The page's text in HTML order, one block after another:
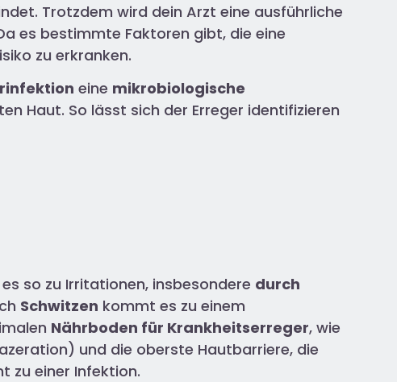
Trotzdem wird dein Arzt eine ausführliche
es bestimmte Faktoren gibt, die eine
zu erkranken.
eine mikrobiologische
Haut. So lässt sich der Erreger identifizieren
so zu Irritationen, insbesondere durch
Schwitzen kommt es zu einem
Nährboden für Krankheitserreger, wie
und die oberste Hautbarriere, die
zu einer Infektion.